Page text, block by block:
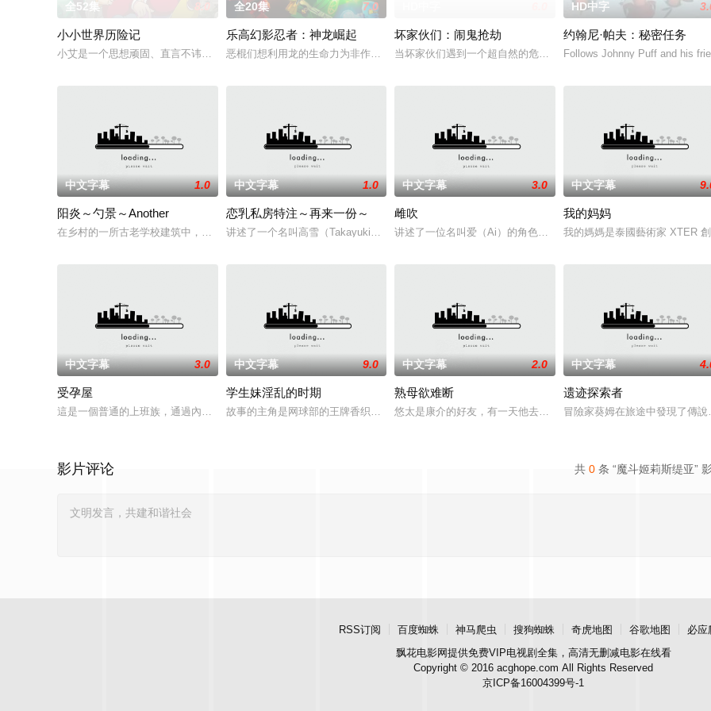
全52集 8.0
小小世界历险记
小艾是一个思想顽固、直言不讳的女孩。 就像同龄人一样，她着迷于时尚、小机件 、流行音乐，以及在电视上的才艺展示。 她的雄心是成为有名
全20集 7.0
乐高幻影忍者：神龙崛起
恶棍们想利用龙的生命力为非作歹，两个来自不同世界的少年用他们新获得的忍者力量保护龙免受侵害。
坏家伙们：闹鬼抢劫
当坏家伙们遇到一个超自然的危险敌人时，他们的盗窃和犯罪万圣节
HD中字
约翰尼·帕夫：秘密任务
Follows Johnny Puff and his
中文字幕 1.0
阳炎～勺景～Another
在乡村的一所古老学校建筑中，雾岛枫被发现死亡。 她儿时的朋友高桥葵不以为自己自杀了，而是被谋杀了。 有一天，当葵在教室里独自思考
中文字幕 1.0
恋乳私房特注～再来一份～
讲述了一个名叫高雪（Takayuki）的主人公，他的父母在远方的国家进行遗迹发掘，他独自一人在日本生活
中文字幕 3.0
雌吹
讲述了一位名叫爱（Ai）的角色面临的困境。她的游戏实况视频播放
中文字幕
我的妈妈
我的媽媽是泰國藝術家 XTER
中文字幕 3.0
受孕屋
這是一個普通的上班族，通過內射提供精子的故事。寺田曉斗雖然是個極其普通的上班族，但他擁有傷口癒合得異常快的體質。某天，因為祖父
中文字幕 9.0
学生妹淫乱的时期
故事的主角是网球部的王牌香织，她去探望最近没有出现在网球部的后辈亚美。在男友正也的关心下，香
中文字幕 2.0
熟母欲难断
悠太是康介的好友，有一天他去康介家做客，和他一起享用了晚餐
中文字幕
遗迹探索者
冒險家葵姆在旅途中發現了傳
共 0 条 “魔斗姬莉斯缇亚”
影片评论
RSS订阅 百度蜘蛛 神马爬虫 搜狗蜘蛛 奇虎地图 谷歌地图
必应
飘花电影网提供免费VIP电视剧全集，高清无删减电影在线看
Copyright © 2016 acghope.com All Rights Reserved
京ICP备16004399号-1